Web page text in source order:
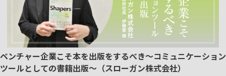
ベンチャー企業こそ本を出版をするべき～コミュニケーション
ツールとしての書籍出版～（スローガン株式会社）